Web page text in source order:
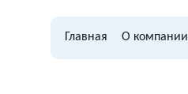
Главная О компании